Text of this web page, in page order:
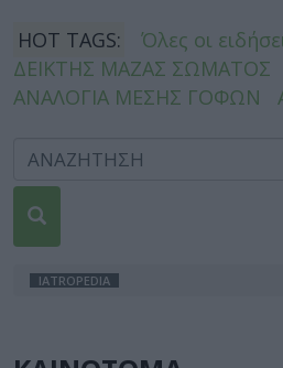
HOT TAGS:
Όλες οι
ΔΕΙΚΤΗΣ ΜΑΖΑΣ ΣΩΜΑΤΟΣ
ΑΝΑΛΟΓΙΑ ΜΕΣΗΣ ΓΟΦΩΝ
IATROPEDIA